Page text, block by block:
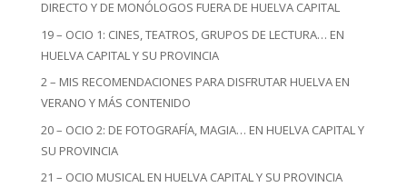
DIRECTO Y DE MONÓLOGOS FUERA DE HUELVA CAPITAL
19 – OCIO 1: CINES, TEATROS, GRUPOS DE LECTURA… EN
HUELVA CAPITAL Y SU PROVINCIA
2 – MIS RECOMENDACIONES PARA DISFRUTAR HUELVA EN
VERANO Y MÁS CONTENIDO
20 – OCIO 2: DE FOTOGRAFÍA, MAGIA… EN HUELVA CAPITAL Y
SU PROVINCIA
21 – OCIO MUSICAL EN HUELVA CAPITAL Y SU PROVINCIA